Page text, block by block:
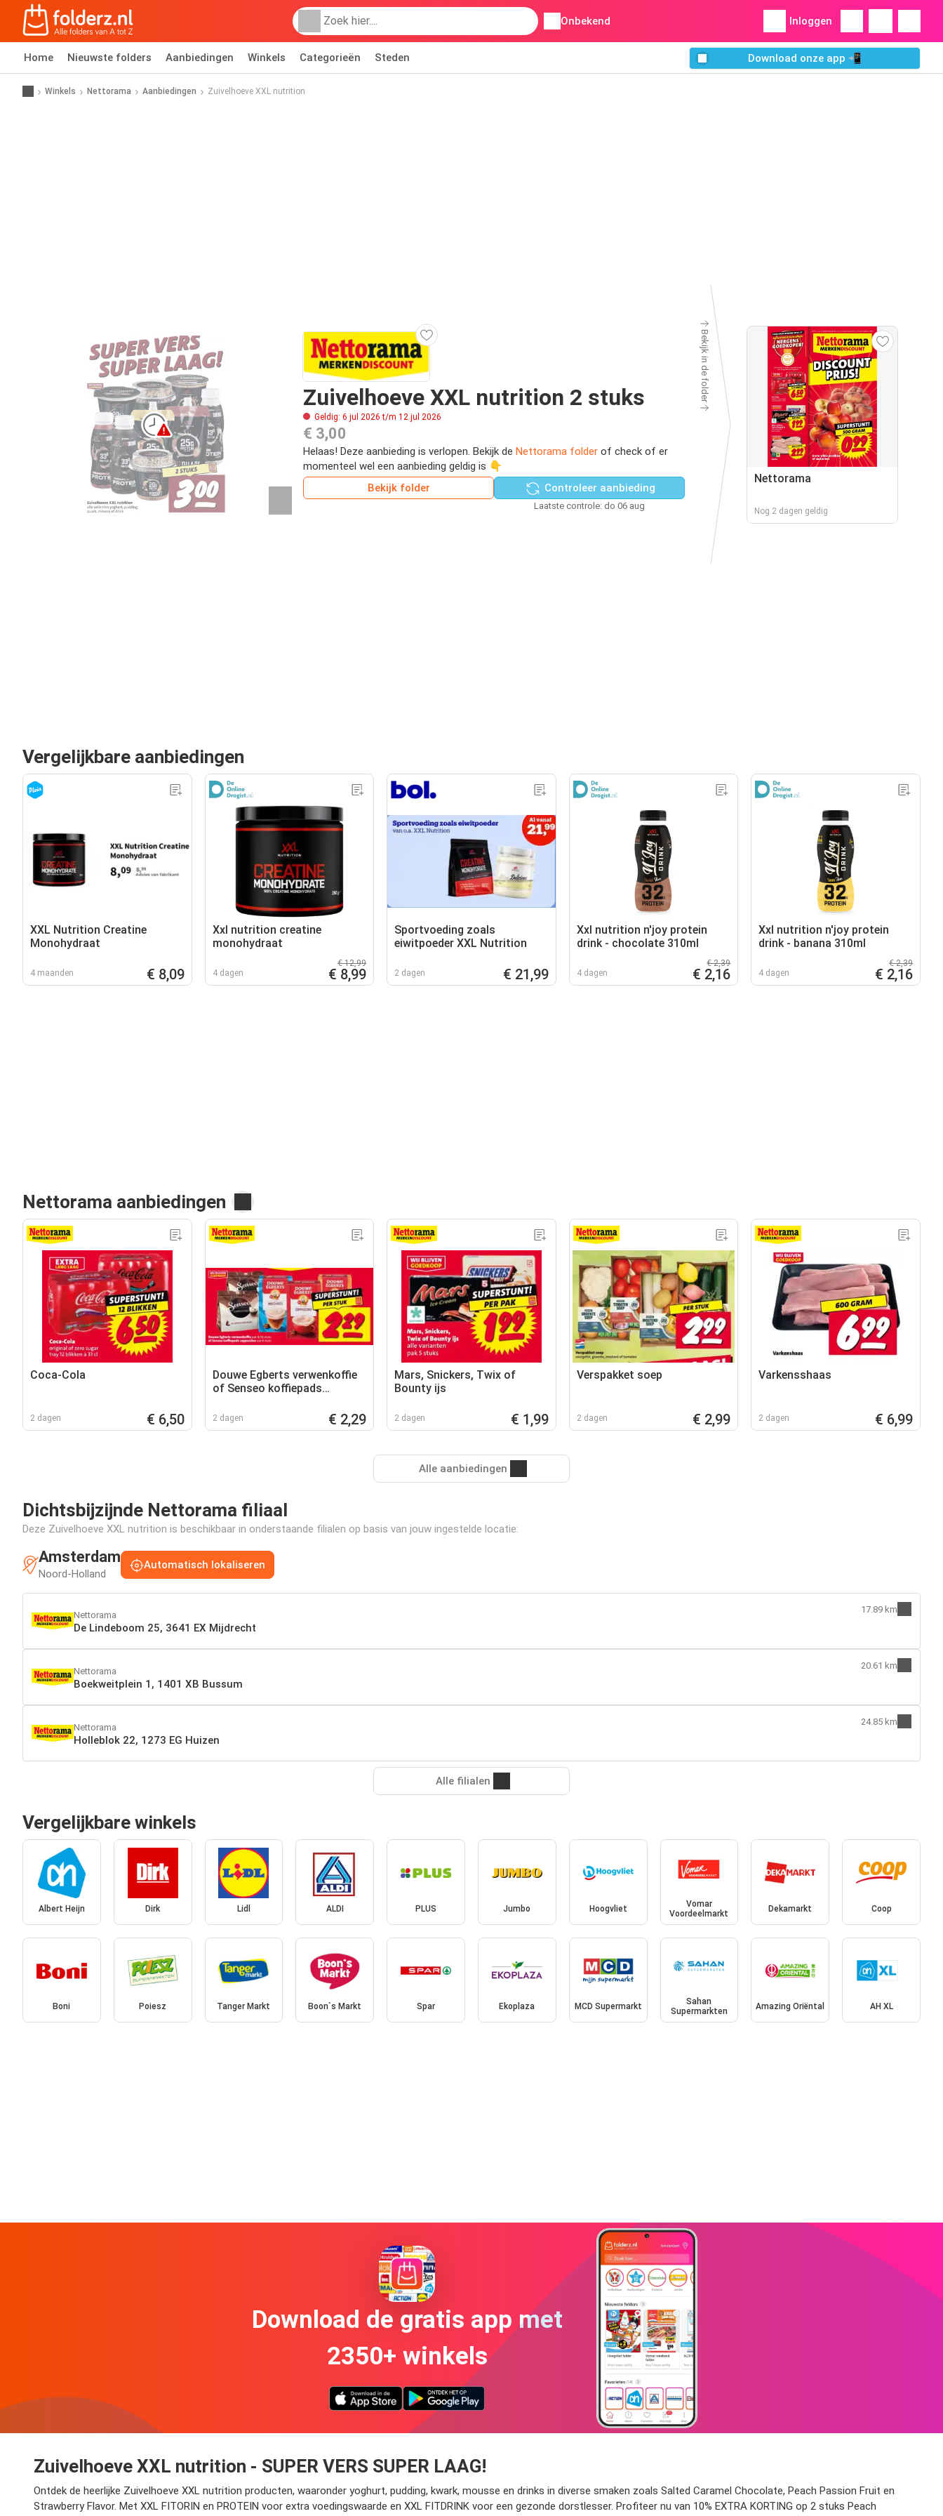
Onbekend Inloggen
Home Nieuwste folders Aanbiedingen Winkels Categorieën Steden Download onze app 📲
Winkels Nettorama Aanbiedingen Zuivelhoeve XXL nutrition
Zuivelhoeve XXL nutrition 2 stuks
Geldig: 6 jul 2026 t/m 12 jul 2026
€ 3,00
Helaas! Deze aanbieding is verlopen. Bekijk de Nettorama folder of check of er
momenteel wel een aanbieding geldig is 👇
Bekijk folder
Controleer aanbieding
Laatste controle: do 06 aug
Bekijk in de folder
Nettorama
Nog 2 dagen geldig
Vergelijkbare aanbiedingen
XXL Nutrition Creatine
Monohydraat
4 maanden € 8,09
Xxl nutrition creatine
monohydraat
4 dagen
€ 12,99
€ 8,99
Sportvoeding zoals
eiwitpoeder XXL Nutrition
2 dagen € 21,99
Xxl nutrition n'joy protein
drink - chocolate 310ml
4 dagen
€ 2,39
€ 2,16
Xxl nutrition n'joy protein
drink - banana 310ml
4 dagen
€ 2,39
€ 2,16
Nettorama aanbiedingen
Coca-Cola
2 dagen € 6,50
Douwe Egberts verwenkoffie
of Senseo koffiepads
2 dagen € 2,29
Mars, Snickers, Twix of
Bounty ijs
2 dagen € 1,99
Verspakket soep
2 dagen € 2,99
Varkensshaas
2 dagen € 6,99
Alle aanbiedingen
Dichtsbijzijnde Nettorama filiaal
Deze Zuivelhoeve XXL nutrition is beschikbaar in onderstaande filialen op basis van jouw ingestelde locatie:
Amsterdam
Noord-Holland
Automatisch lokaliseren
Nettorama
De Lindeboom 25, 3641 EX Mijdrecht
17.89 km
Nettorama
Boekweitplein 1, 1401 XB Bussum
20.61 km
Nettorama
Holleblok 22, 1273 EG Huizen
24.85 km
Alle filialen
Vergelijkbare winkels
Albert Heijn Dirk Lidl ALDI PLUS Jumbo Hoogvliet
Vomar
Voordeelmarkt
Dekamarkt Coop
Boni Poiesz Tanger Markt Boon`s Markt Spar Ekoplaza MCD Supermarkt
Sahan
Supermarkten
Amazing Oriëntal AH XL
Download de gratis app met
2350+ winkels
Zuivelhoeve XXL nutrition - SUPER VERS SUPER LAAG!
Ontdek de heerlijke Zuivelhoeve XXL nutrition producten, waaronder yoghurt, pudding, kwark, mousse en drinks in diverse smaken zoals Salted Caramel Chocolate, Peach Passion Fruit en
Strawberry Flavor. Met XXL FITORIN en PROTEIN voor extra voedingswaarde en XXL FITDRINK voor een gezonde dorstlesser. Profiteer nu van 10% EXTRA KORTING op 2 stuks Peach